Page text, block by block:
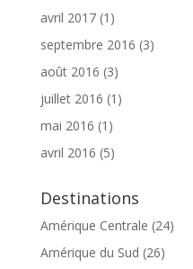
avril 2017(1)
septembre 2016 (3)
août 2016 (3)
juillet 2016 (1)
mai 2016 (1)
avril 2016 (5)
Destinations
Amérique Centrale (24)
Amérique du Sud (26)